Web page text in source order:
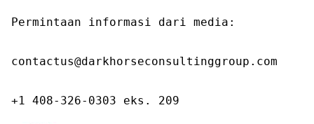
Permintaan informasi dari media:
contactus@darkhorseconsultinggroup.com
+1 408-326-0303 eks. 209